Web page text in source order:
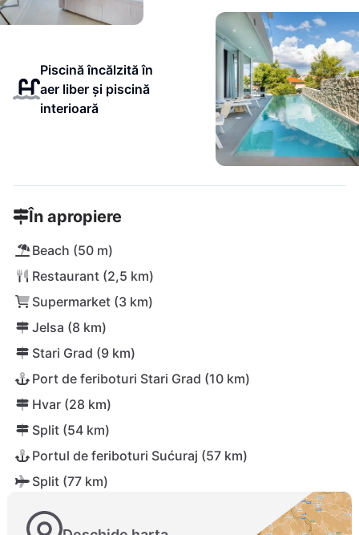
Piscină încălzită în
aer liber și piscină
interioară
În apropiere
Beach (50 m)
Restaurant (2,5 km)
Supermarket (3 km)
Jelsa (8 km)
Stari Grad (9 km)
Port de feriboturi Stari Grad (10 km)
Hvar (28 km)
Split (54 km)
Portul de feriboturi Sućuraj (57 km)
Split (77 km)